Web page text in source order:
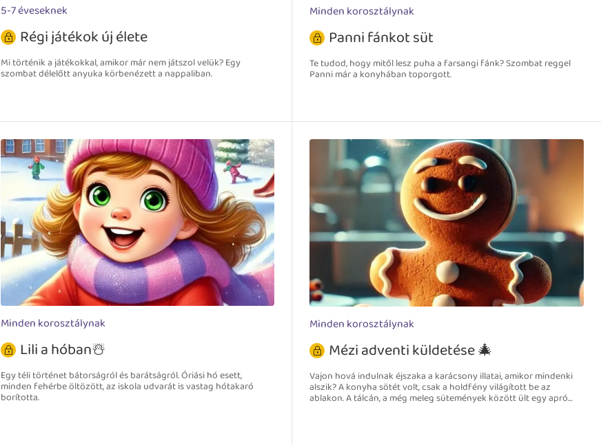
5-7 éveseknek
Régi játékok új élete
Mi történik a játékokkal, amikor már nem játszol velük? Egy
szombat délelőtt anyuka körbenézett a nappaliban.
Minden korosztálynak
Panni fánkot süt
Te tudod, hogy mitől lesz puha a farsangi fánk? Szombat reggel
Panni már a konyhában toporgott.
Minden korosztálynak
Lili a hóban☃️
Egy téli történet bátorságról és barátságról. Óriási hó esett,
minden fehérbe öltözött, az iskola udvarát is vastag hótakaró
borította.
Minden korosztálynak
Mézi adventi küldetése 🎄
Vajon hová indulnak éjszaka a karácsony illatai, amikor mindenki
alszik? A konyha sötét volt, csak a holdfény világított be az
ablakon. A tálcán, a még meleg sütemények között ült egy apró